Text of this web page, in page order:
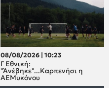
08/08/2026 | 10:23
Γ Εθνική:
"Άνέβηκε"...Καρπενήσι η
ΑΕΜυκόνου